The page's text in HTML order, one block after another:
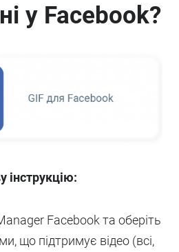
у Facebook?
інструкцію:
Facebook та оберіть
що підтримує відео (всі,